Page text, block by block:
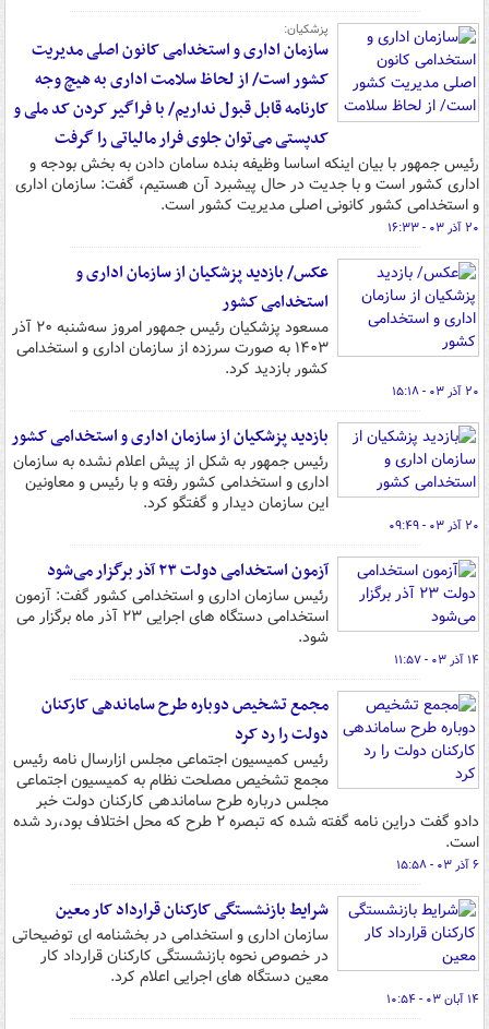
پزشکیان:
سازمان اداری و استخدامی کانون اصلی مدیریت
کشور است/ از لحاظ سلامت اداری به هیچ وجه
کارنامه قابل قبول نداریم/ با فراگیر کردن کد ملی و
کدپستی می‌توان جلوی فرار مالیاتی را گرفت
رئیس جمهور با بیان اینکه اساسا وظیفه بنده سامان دادن به بخش بودجه و
اداری کشور است و با جدیت در حال پیشبرد آن هستیم، گفت: سازمان اداری
و استخدامی کشور کانونی اصلی مدیریت کشور است.
۲۰ آذر ۰۳ - ۱۶:۳۳
عکس/ بازدید پزشکیان از سازمان اداری و
استخدامی کشور
مسعود پزشکیان رئیس جمهور امروز سه‌شنبه ۲۰ آذر
۱۴۰۳ به صورت سرزده از سازمان اداری و استخدامی
کشور بازدید کرد.
۲۰ آذر ۰۳ - ۱۵:۱۸
بازدید پزشکیان از سازمان اداری و استخدامی کشور
رئیس جمهور به شکل از پیش اعلام نشده به سازمان
اداری و استخدامی کشور رفته و با رئیس و معاونین
این سازمان دیدار و گفتگو کرد.
۲۰ آذر ۰۳ - ۰۹:۴۹
آزمون استخدامی دولت ۲۳ آذر برگزار می‌شود
رئیس سازمان اداری و استخدامی کشور گفت: آزمون
استخدامی دستگاه های اجرایی ۲۳ آذر ماه برگزار می
شود.
۱۴ آذر ۰۳ - ۱۱:۵۷
مجمع تشخیص دوباره طرح ساماندهی کارکنان
دولت را رد کرد
رئیس کمیسیون اجتماعی مجلس ازارسال نامه رئیس
مجمع تشخیص مصلحت نظام به کمیسیون اجتماعی
مجلس درباره طرح ساماندهی کارکنان دولت خبر
دادو گفت دراین نامه گفته شده که تبصره ۲ طرح که محل اختلاف بود،رد شده
است.
۶ آذر ۰۳ - ۱۵:۵۸
شرایط بازنشستگی کارکنان قرارداد کار معین
سازمان اداری و استخدامی در بخشنامه ای توضیحاتی
در خصوص نحوه بازنشستگی کارکنان قرارداد کار
معین دستگاه های اجرایی اعلام کرد.
۱۴ آبان ۰۳ - ۱۰:۵۴